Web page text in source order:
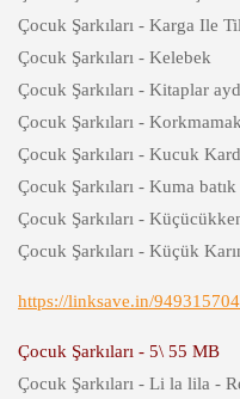
Çocuk Şarkıları - Karga Ile
Çocuk Şarkıları - Kelebek
Çocuk Şarkıları - Kitaplar
Çocuk Şarkıları -
Çocuk Şarkıları - Kucuk
Çocuk Şarkıları - Kuma batık
Çocuk Şarkıları -
Çocuk Şarkıları - Küçük
https://linksave.in/
Çocuk Şarkıları - 5\ 55 MB
Çocuk Şarkıları - Li la lila -